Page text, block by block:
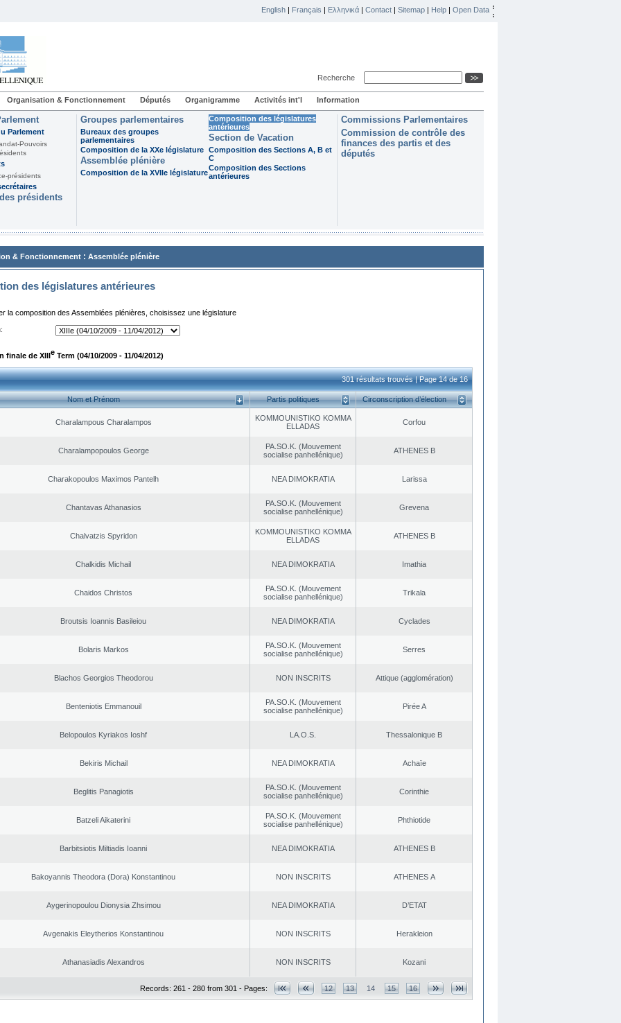
English | Français | Ελληνικά | Contact | Sitemap | Help | Open Data
Recherche
Organisation & Fonctionnement Députés Organigramme Activités int'l Information
Parlement
Pouvoirs
présidents
présidents
Groupes parlementaires
Bureaux des groupes
parlementaires
Composition de la XXe législature
Assemblée plénière
Composition de la XVIIe législature
Composition des législatures
antérieures
Section de Vacation
Composition des Sections A, B et
C
Composition des Sections
antérieures
Commissions Parlementaires
Commission de contrôle des
finances des partis et des
députés
& Fonctionnement : Assemblée plénière
des législatures antérieures
la composition des Assemblées plénières, choisissez une législature
finale de XIIIe Term (04/10/2009 - 11/04/2012)
301 résultats trouvés | Page 14 de 16
Nom et Prénom Partis politiques Circonscription d’élection
Charalampous Charalampos
KOMMOUNISTIKO KOMMA
ELLADAS
Corfou
Charalampopoulos George
PA.SO.K. (Mouvement
socialise panhellénique)
ATHENES Β
Charakopoulos Maximos Pantelh NEA DΙMOKRATIA Larissa
Chantavas Athanasios
PA.SO.K. (Mouvement
socialise panhellénique)
Grevena
Chalvatzis Spyridon
KOMMOUNISTIKO KOMMA
ELLADAS
ATHENES Β
Chalkidis Michail NEA DΙMOKRATIA Imathia
Chaidos Christos
PA.SO.K. (Mouvement
socialise panhellénique)
Trikala
Broutsis Ioannis Basileiou NEA DΙMOKRATIA Cyclades
Bolaris Markos
PA.SO.K. (Mouvement
socialise panhellénique)
Serres
Blachos Georgios Theodorou NON INSCRITS Αttique (agglomération)
Benteniotis Emmanouil
PA.SO.K. (Mouvement
socialise panhellénique)
Pirée A
Belopoulos Kyriakos Ioshf LA.O.S. Thessalonique B
Bekiris Michail NEA DΙMOKRATIA Achaïe
Beglitis Panagiotis
PA.SO.K. (Mouvement
socialise panhellénique)
Corinthie
Batzeli Aikaterini
PA.SO.K. (Mouvement
socialise panhellénique)
Phthiotide
Barbitsiotis Miltiadis Ioanni NEA DΙMOKRATIA ATHENES Β
Bakoyannis Theodora (Dora) Konstantinou NON INSCRITS ATHENES Α
Aygerinopoulou Dionysia Zhsimou NEA DΙMOKRATIA D’ETAT
Avgenakis Eleytherios Konstantinou NON INSCRITS Herakleion
Athanasiadis Alexandros NON INSCRITS Kozani
Records: 261 - 280 from 301 - Pages: 12 13 14 15 16